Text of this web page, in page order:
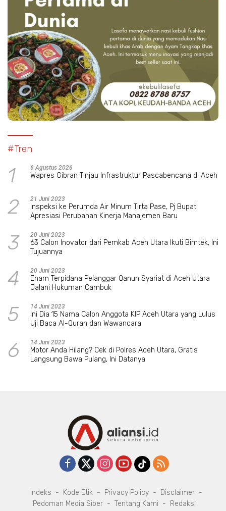
#Tren
1 6 Agustus 2026
Wapres Gibran Tinjau Infrastruktur Pascabencana di Aceh
2 21 Juni 2023
Inspeksi ke Perumda Air Minum Tirta Pase, Pj Bupati
Apresiasi Perubahan Kinerja Manajemen Baru
3 20 Juni 2023
63 Calon Inovator dari Pemkab Aceh Utara Ikuti Bimtek, Ini
Tujuannya
4 20 Juni 2023
Enam Terpidana Pelanggar Qanun Syariat di Aceh Utara
Jalani Hukuman Cambuk
5 14 Juni 2023
Ini Dia 15 Nama Calon Anggota KIP Aceh Utara yang Lulus
Uji Baca Al-Quran dan Wawancara
6 14 Juni 2023
Motor Anda Hilang? Cek di Polres Aceh Utara, Gratis
Langsung Bawa Pulang, Ini Datanya
Indeks Kode Etik Privacy Policy
Disclaimer
Pedoman Media Siber
Tentang Kami Redaksi